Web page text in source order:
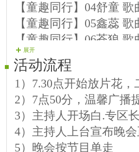
【童趣同行】04舒童 歌
【童趣同行】05鑫蕊 歌
【童趣同行】06苍狼
【童趣同行】07兵哥
【童趣同行】08涤非
第二篇章：快乐前行
【快乐前行】01蔷薇
【快乐前行】02晓月
【快乐前行】03楓韵
展开
活动流程
1）7.30点开始放片花
2）7点50分，温馨广播
3）主持人开场白.专区
4）主持人上台宣布晚
5）晚会按节目单走